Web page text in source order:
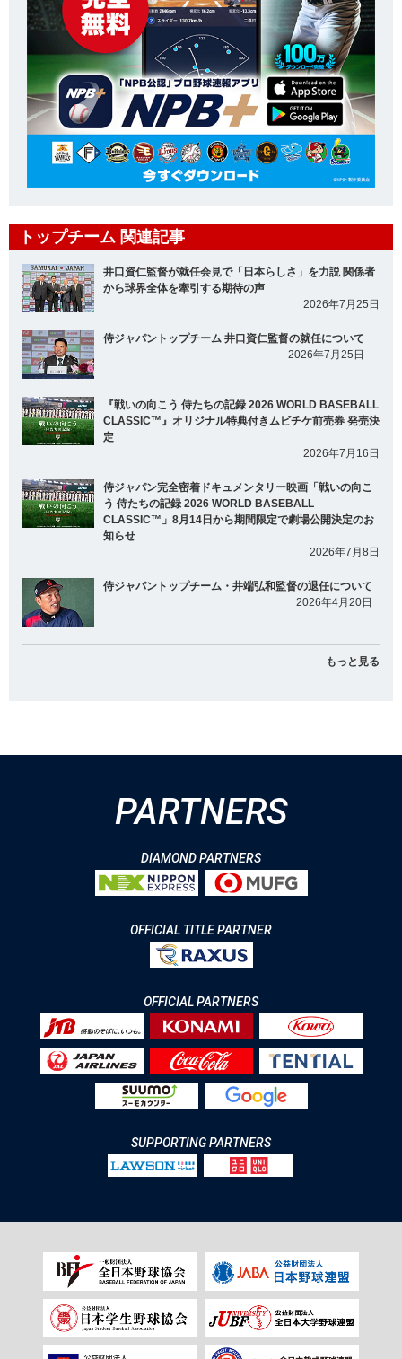
トップチーム 関連記事
井口資仁監督が就任会見で「日本らしさ」を力説 関係者
から球界全体を牽引する期待の声
2026年7月25日
侍ジャパントップチーム 井口資仁監督の就任について
2026年7月25日
『戦いの向こう 侍たちの記録 2026 WORLD BASEBALL
CLASSIC™』オリジナル特典付きムビチケ前売券 発売決
定
2026年7月16日
侍ジャパン完全密着ドキュメンタリー映画「戦いの向こ
う 侍たちの記録 2026 WORLD BASEBALL
CLASSIC™」8月14日から期間限定で劇場公開決定のお
知らせ
2026年7月8日
侍ジャパントップチーム・井端弘和監督の退任について
2026年4月20日
もっと見る
PARTNERS
DIAMOND PARTNERS
OFFICIAL TITLE PARTNER
OFFICIAL PARTNERS
SUPPORTING PARTNERS